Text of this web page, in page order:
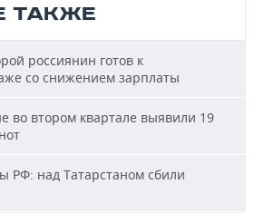
ТАКЖЕ
россиянин готов к
со снижением зарплаты
во втором квартале выявили 19
РФ: над Татарстаном сбили